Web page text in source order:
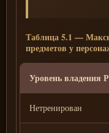
Таблица 5.1 —
предметов у
Уровень владения
Нетренирован